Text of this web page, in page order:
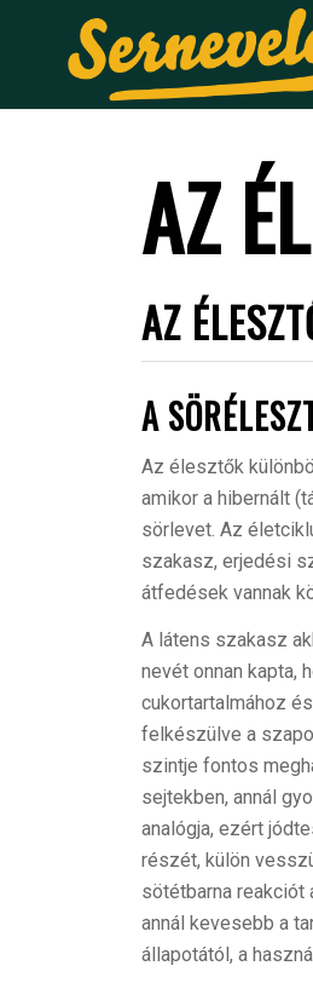
AZ
AZ
A
Az élesztők
amikor a hibernált
sörlevet. Az
szakasz, erjedési
átfedések vannak
A látens szakasz
nevét onnan kapta,
cukortartalmához
felkészülve a
szintje fontos
sejtekben, annál
analógja, ezért
részét, külön
sötétbarna reakciót
annál kevesebb a
állapotától, a